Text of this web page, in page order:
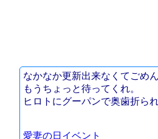
なかなか更新出来なくてごめん
もうちょっと待ってくれ。
ヒロトにグーパンで奥歯折ら
愛妻の日イベント